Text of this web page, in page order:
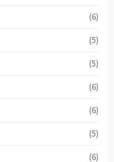
(6)
(5)
(5)
(6)
(6)
(5)
(6)